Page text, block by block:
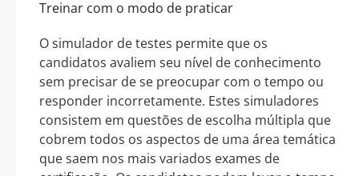
Treinar com o modo de praticar
O simulador de testes permite que os
candidatos avaliem seu nível de conhecimento
sem precisar de se preocupar com o tempo ou
responder incorretamente. Estes simuladores
consistem em questões de escolha múltipla que
cobrem todos os aspectos de uma área temática
que saem nos mais variados exames de